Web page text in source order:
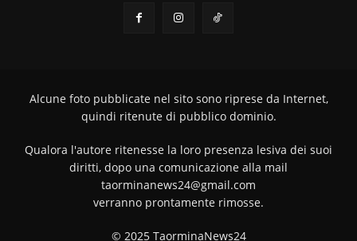
Alcune foto pubblicate nel sito sono riprese da Internet,
quindi ritenute di pubblico dominio.
Qualora l'autore ritenesse la loro presenza lesiva dei suoi
diritti, dopo una comunicazione alla mail
taorminanews24@gmail.com
verranno prontamente rimosse.
© 2025 TaorminaNews24